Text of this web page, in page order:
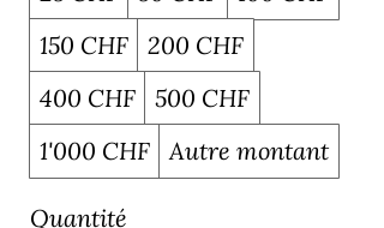
150 CHF
200 CHF
400 CHF
500 CHF
1'000 CHF
Autre montant
Quantité